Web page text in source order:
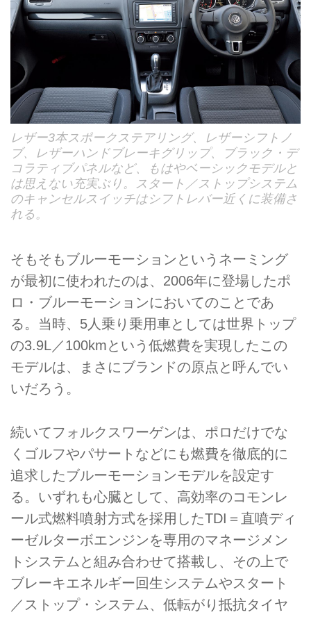
レザー3本スポークステアリング、レザーシフトノ
ブ、レザーハンドブレーキグリップ、ブラック・デ
コラティブパネルなど、もはやベーシックモデルと
は思えない充実ぶり。スタート／ストップシステム
のキャンセルスイッチはシフトレバー近くに装備さ
れる。
そもそもブルーモーションというネーミング
が最初に使われたのは、2006年に登場したポ
ロ・ブルーモーションにおいてのことであ
る。当時、5人乗り乗用車としては世界トップ
の3.9L／100kmという低燃費を実現したこの
モデルは、まさにブランドの原点と呼んでい
いだろう。
続いてフォルクスワーゲンは、ポロだけでな
くゴルフやパサートなどにも燃費を徹底的に
追求したブルーモーションモデルを設定す
る。いずれも心臓として、高効率のコモンレ
ール式燃料噴射方式を採用したTDI＝直噴ディ
ーゼルターボエンジンを専用のマネージメン
トシステムと組み合わせて搭載し、その上で
ブレーキエネルギー回生システムやスタート
／ストップ・システム、低転がり抵抗タイヤ